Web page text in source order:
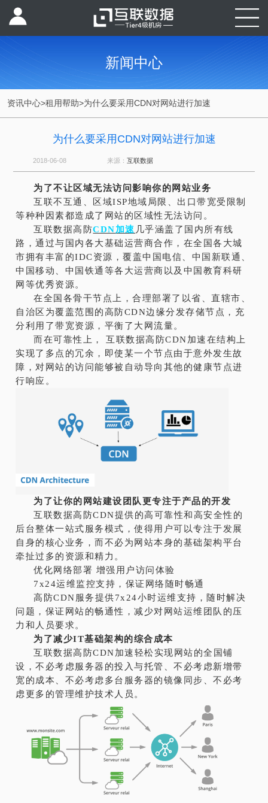
新闻中心
资讯中心>租用帮助>为什么要采用CDN对网站进行加速
为什么要采用CDN对网站进行加速
2018-06-08 来源： 互联数据
为了不让区域无法访问影响你的网站业务
互联不互通、区域ISP地域局限、出口带宽受限制
等种种因素都造成了网站的区域性无法访问。
互联数据高防CDN加速 几乎涵盖了国内所有线
路，通过与国内各大基础运营商合作，在全国各大城
市拥有丰富的IDC资源，覆盖中国电信、中国新联通、
中国移动、中国铁通等各大运营商以及中国教育科研
网等优秀资源。
在全国各骨干节点上，合理部署了以省、直辖市、
自治区为覆盖范围的高防CDN边缘分发存储节点，充
分利用了带宽资源，平衡了大网流量。
而在可靠性上， 互联数据高防CDN加速在结构上
实现了多点的冗余，即使某一个节点由于意外发生故
障，对网站的访问能够被自动导向其他的健康节点进
行响应。
为了让你的网站建设团队更专注于产品的开发
互联数据高防CDN提供的高可靠性和高安全性的
后台整体一站式服务模式，使得用户可以专注于发展
自身的核心业务，而不必为网站本身的基础架构平台
牵扯过多的资源和精力。
优化网络部署 增强用户访问体验
7x24运维监控支持，保证网络随时畅通
高防CDN服务提供7x24小时运维支持，随时解决
问题，保证网站的畅通性，减少对网站运维团队的压
力和人员要求。
为了减少IT基础架构的综合成本
互联数据高防CDN加速轻松实现网站的全国铺
设，不必考虑服务器的投入与托管、不必考虑新增带
宽的成本、不必考虑多台服务器的镜像同步、不必考
虑更多的管理维护技术人员。